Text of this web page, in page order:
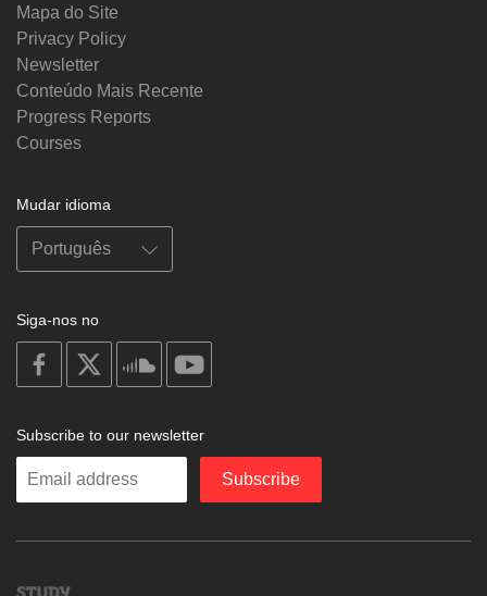
Mapa do Site
Privacy Policy
Newsletter
Conteúdo Mais Recente
Progress Reports
Courses
Mudar idioma
Siga-nos no
on
facebook
soundcloud
Subscribe to our newsletter
Enter
Subscribe
Study